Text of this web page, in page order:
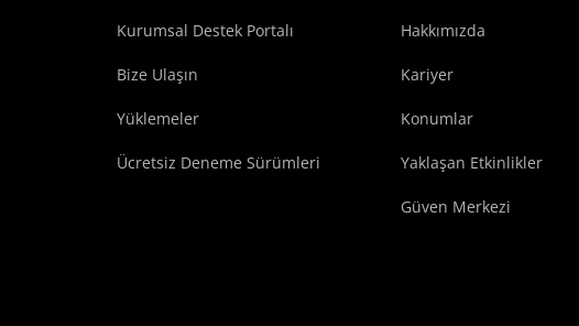
Kurumsal Destek Portalı
Bize Ulaşın
Yüklemeler
Ücretsiz Deneme Sürümleri
Hakkımızda
Kariyer
Konumlar
Yaklaşan Etkinlikler
Güven Merkezi